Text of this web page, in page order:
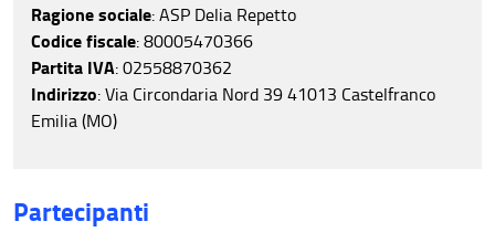
Ragione sociale: ASP Delia Repetto
Codice fiscale: 80005470366
Partita IVA: 02558870362
Indirizzo: Via Circondaria Nord 39 41013 Castelfranco
Emilia (MO)
Partecipanti